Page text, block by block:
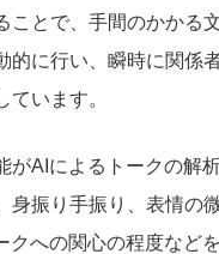
ことで、手間のかかる
的に行い、瞬時に関係
ています。
がAIによるトークの解
身振り手振り、表情の
クへの関心の程度など